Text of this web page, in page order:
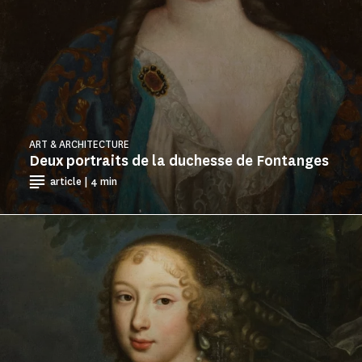
Deux portraits de la duchesse de Fontanges
ART & ARCHITECTURE
article | 4 min